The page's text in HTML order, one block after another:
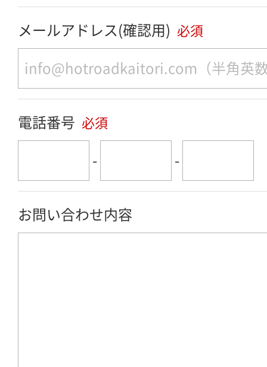
メールアドレス(確認用) 必須
電話番号 必須
- -
お問い合わせ内容